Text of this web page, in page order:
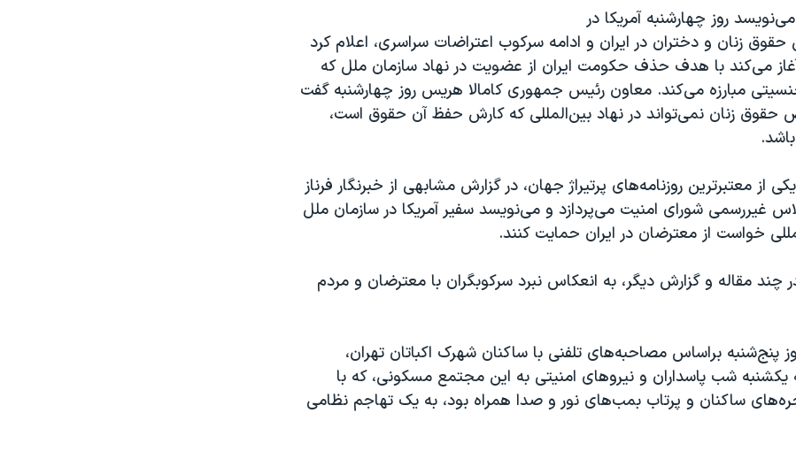
روز چهارشنبه آمریکا در
زنان و دختران در ایران و ادامه سرکوب اعتراضات سراسری، اعلام کرد
آغاز می‌کند با هدف حذف حکومت ایران از عضویت در نهاد سازمان ملل که
مبارزه می‌کند. معاون رئیس جمهوری کامالا هریس روز چهارشنبه گفت
حقوق زنان نمی‌تواند در نهاد بین‌المللی که کارش حفظ آن حقوق است،
از معتبرترین روزنامه‌های پرتیراژ جهان، در گزارش مشابهی از خبرنگار فرناز
غیررسمی شورای امنیت می‌پردازد و می‌نویسد سفیر آمریکا در سازمان ملل
خواست از معترضان در ایران حمایت کنند.
چند مقاله و گزارش دیگر، به انعکاس نبرد سرکوبگران با معترضان و مردم
پنج‌شنبه براساس مصاحبه‌های تلفنی با ساکنان شهرک اکباتان تهران،
شب پاسداران و نیروهای امنیتی به این مجتمع مسکونی، که با
ساکنان و پرتاب بمب‌های نور و صدا همراه بود، به یک تهاجم نظامی